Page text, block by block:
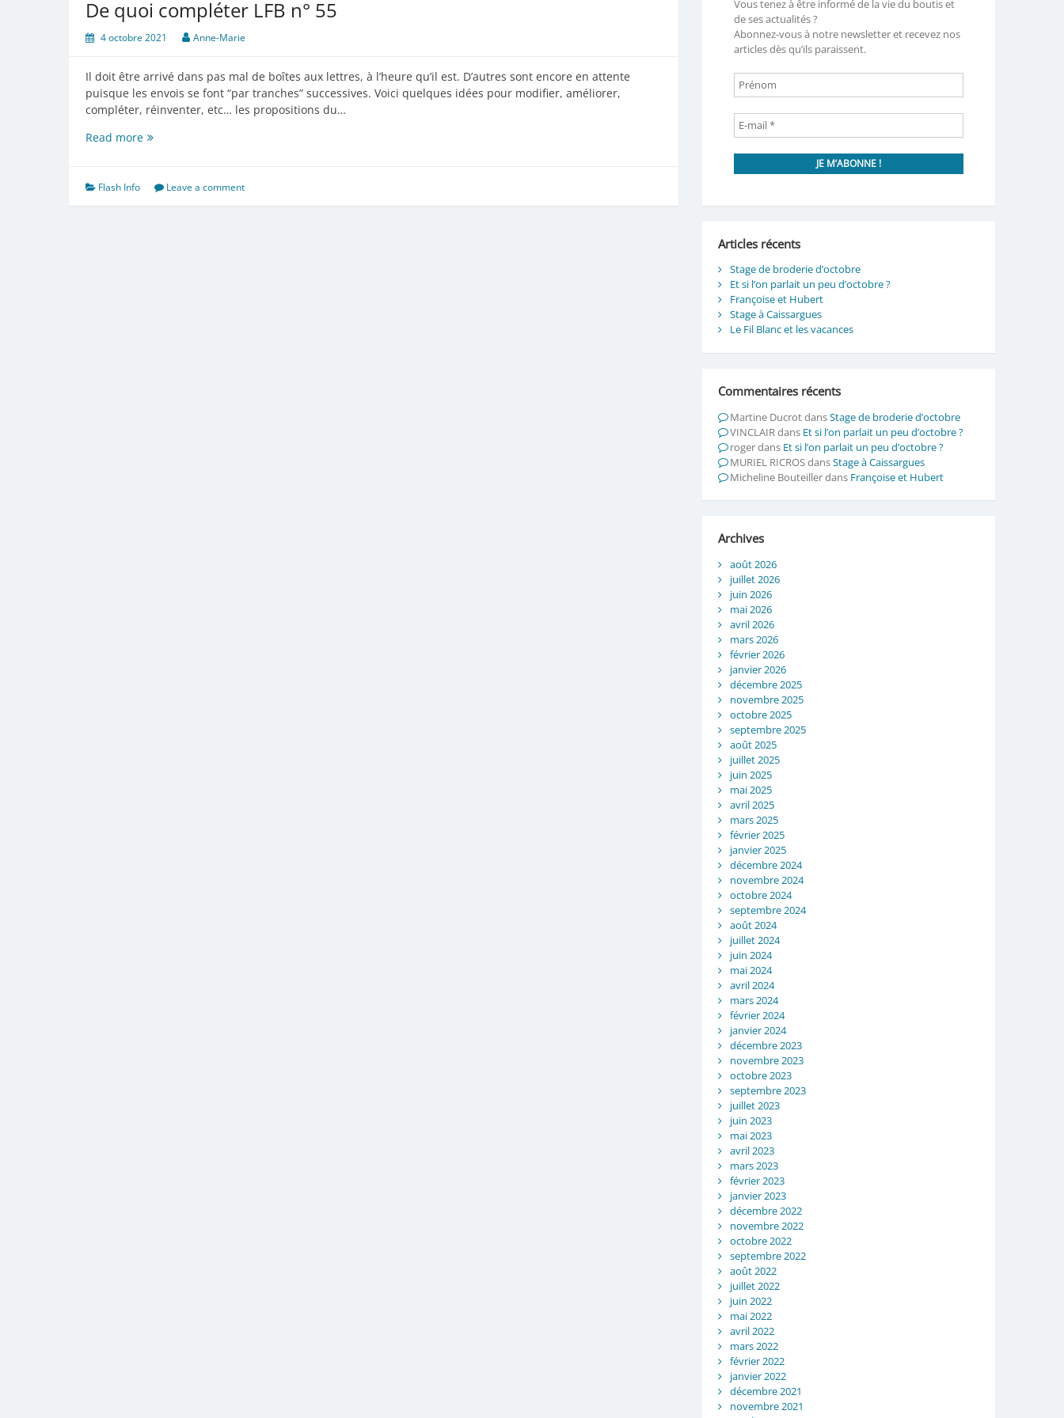
De quoi compléter LFB n° 55
4 octobre 2021 Anne-Marie
Il doit être arrivé dans pas mal de boîtes aux lettres, à l’heure qu’il est. D’autres sont encore en attente
puisque les envois se font “par tranches” successives. Voici quelques idées pour modifier, améliorer,
compléter, réinventer, etc… les propositions du…
Read moreDe
LFB
n°
Flash Info Leave a comment
Vous tenez à être informé de la vie du boutis et
de ses actualités ?
Abonnez-vous à notre newsletter et recevez nos
articles dès qu’ils paraissent.
Articles récents
Stage de broderie d’octobre
Et si l’on parlait un peu d’octobre ?
Françoise et Hubert
Stage à Caissargues
Le Fil Blanc et les vacances
Commentaires récents
Martine DucrotdansStage de broderie d’octobre
VINCLAIR dans Et si l’on parlait un peu d’octobre ?
rogerdans Et si l’on parlait un peu d’octobre ?
MURIEL RICROSdansStage à Caissargues
Micheline Bouteillerdans Françoise et Hubert
Archives
août 2026
juillet 2026
juin 2026
mai 2026
avril 2026
mars 2026
février 2026
janvier 2026
décembre 2025
novembre 2025
octobre 2025
septembre 2025
août 2025
juillet 2025
juin 2025
mai 2025
avril 2025
mars 2025
février 2025
janvier 2025
décembre 2024
novembre 2024
octobre 2024
septembre 2024
août 2024
juillet 2024
juin 2024
mai 2024
avril 2024
mars 2024
février 2024
janvier 2024
décembre 2023
novembre 2023
octobre 2023
septembre 2023
juillet 2023
juin 2023
mai 2023
avril 2023
mars 2023
février 2023
janvier 2023
décembre 2022
novembre 2022
octobre 2022
septembre 2022
août 2022
juillet 2022
juin 2022
mai 2022
avril 2022
mars 2022
février 2022
janvier 2022
décembre 2021
novembre 2021